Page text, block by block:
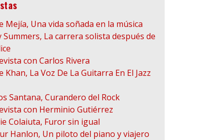
Mejía, Una vida soñada en la música
Summers, La carrera solista después de
con Carlos Rivera
Khan, La Voz De La Guitarra En El Jazz
Santana, Curandero del Rock
con Herminio Gutiérrez
Colaiuta, Furor sin igual
Hanlon, Un piloto del piano y viajero